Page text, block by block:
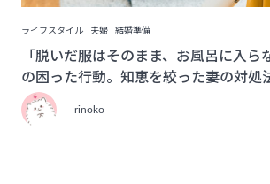
ライフスタイル 夫婦 結婚準備
「脱いだ服はそのまま、お風呂に入ら
の困った行動。知恵を絞った妻の対処
rinoko